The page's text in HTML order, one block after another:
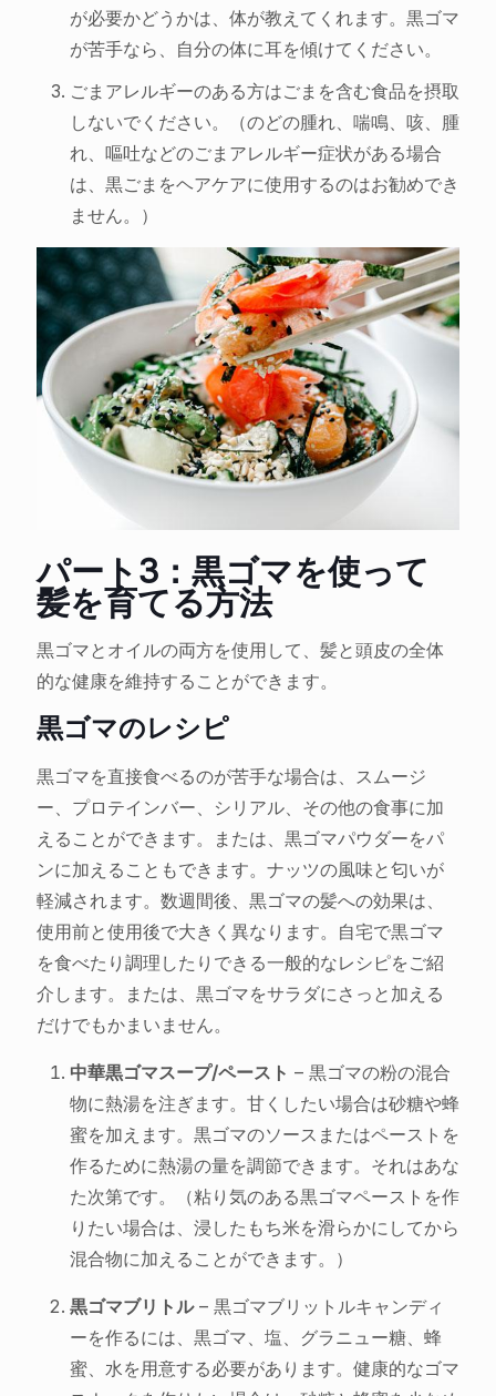
が必要かどうかは、体が教えてくれます。黒ゴマ
が苦手なら、自分の体に耳を傾けてください。
ごまアレルギーのある方はごまを含む食品を摂取
しないでください。（のどの腫れ、喘鳴、咳、腫
れ、嘔吐などのごまアレルギー症状がある場合
は、黒ごまをヘアケアに使用するのはお勧めでき
ません。）
パート3：黒ゴマを使って
髪を育てる方法
黒ゴマとオイルの両方を使用して、髪と頭皮の全体
的な健康を維持することができます。
黒ゴマのレシピ
黒ゴマを直接食べるのが苦手な場合は、スムージ
ー、プロテインバー、シリアル、その他の食事に加
えることができます。または、黒ゴマパウダーをパ
ンに加えることもできます。ナッツの風味と匂いが
軽減されます。数週間後、黒ゴマの髪への効果は、
使用前と使用後で大きく異なります。自宅で黒ゴマ
を食べたり調理したりできる一般的なレシピをご紹
介します。または、黒ゴマをサラダにさっと加える
だけでもかまいません。
中華黒ゴマスープ/ペースト – 黒ゴマの粉の混合
物に熱湯を注ぎます。甘くしたい場合は砂糖や蜂
蜜を加えます。黒ゴマのソースまたはペーストを
作るために熱湯の量を調節できます。それはあな
た次第です。（粘り気のある黒ゴマペーストを作
りたい場合は、浸したもち米を滑らかにしてから
混合物に加えることができます。）
黒ゴマブリトル– 黒ゴマブリットルキャンディ
ーを作るには、黒ゴマ、塩、グラニュー糖、蜂
蜜、水を用意する必要があります。健康的なゴマ